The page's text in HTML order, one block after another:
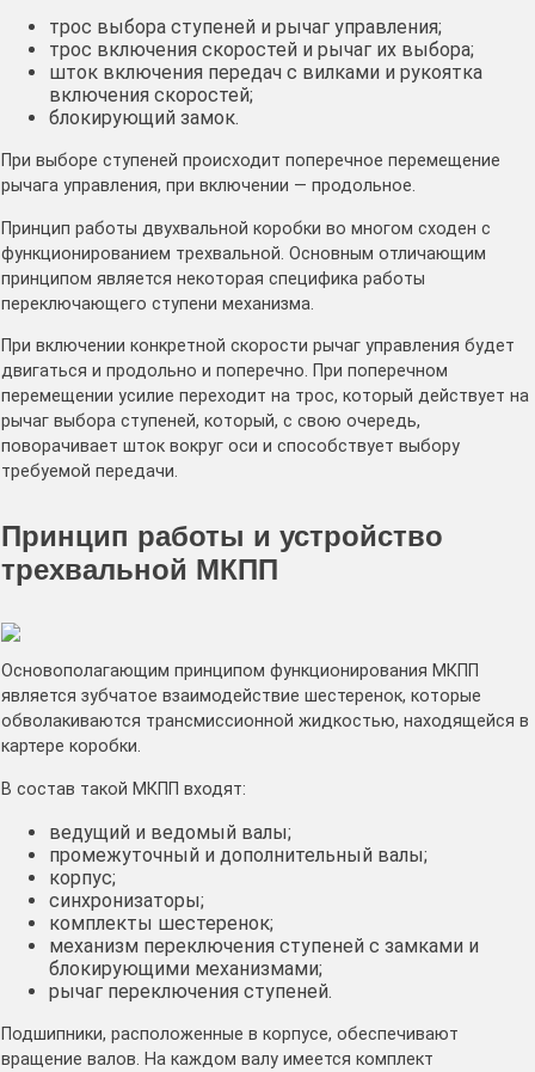
трос выбора ступеней и рычаг управления;
трос включения скоростей и рычаг их выбора;
шток включения передач с вилками и рукоятка
включения скоростей;
блокирующий замок.
При выборе ступеней происходит поперечное перемещение
рычага управления, при включении — продольное.
Принцип работы двухвальной коробки во многом сходен с
функционированием трехвальной. Основным отличающим
принципом является некоторая специфика работы
переключающего ступени механизма.
При включении конкретной скорости рычаг управления будет
двигаться и продольно и поперечно. При поперечном
перемещении усилие переходит на трос, который действует на
рычаг выбора ступеней, который, с свою очередь,
поворачивает шток вокруг оси и способствует выбору
требуемой передачи.
Принцип работы и устройство
трехвальной МКПП
Основополагающим принципом функционирования МКПП
является зубчатое взаимодействие шестеренок, которые
обволакиваются трансмиссионной жидкостью, находящейся в
картере коробки.
В состав такой МКПП входят:
ведущий и ведомый валы;
промежуточный и дополнительный валы;
корпус;
синхронизаторы;
комплекты шестеренок;
механизм переключения ступеней с замками и
блокирующими механизмами;
рычаг переключения ступеней.
Подшипники, расположенные в корпусе, обеспечивают
вращение валов. На каждом валу имеется комплект